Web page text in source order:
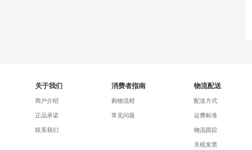
关于我们
商户介绍
正品承诺
联系我们
消费者指南
购物流程
常见问题
物流配送
配送方式
运费标准
物流跟踪
关税发票